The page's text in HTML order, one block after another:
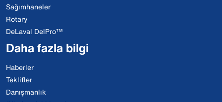
Sağımhaneler
Rotary
DeLaval DelPro™
Daha fazla bilgi
Haberler
Teklifler
Danışmanlık